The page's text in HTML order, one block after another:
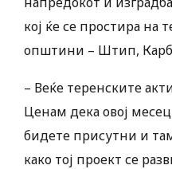
кој ќе се простира на
општини – Штип,
– Веќе теренските
Ценам дека овој
бидете присутни и
како тој проект се